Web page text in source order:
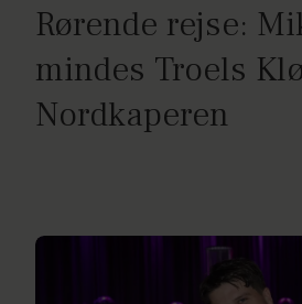
Rørende rejse:
mindes Troels
Nordkaperen